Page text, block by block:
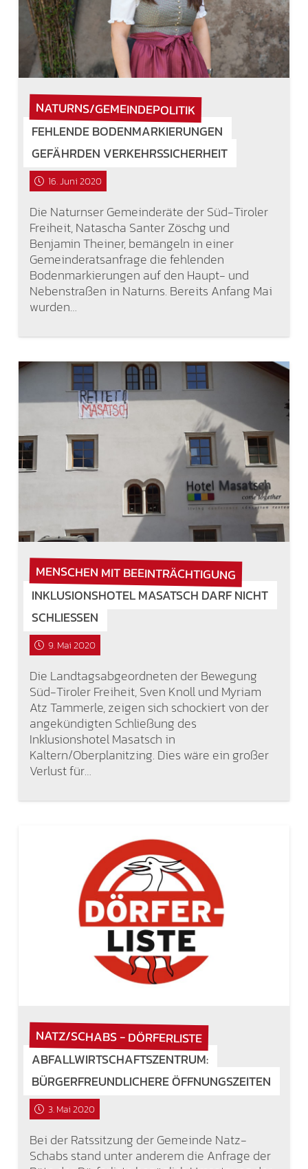
NATURNS/GEMEINDEPOLITIK
FEHLENDE BODENMARKIERUNGEN
GEFÄHRDEN VERKEHRSSICHERHEIT
16. Juni 2020
Die Naturnser Gemeinderäte der Süd-Tiroler
Freiheit, Natascha Santer Zöschg und
Benjamin Theiner, bemängeln in einer
Gemeinderatsanfrage die fehlenden
Bodenmarkierungen auf den Haupt- und
Nebenstraßen in Naturns. Bereits Anfang Mai
wurden…
MENSCHEN MIT BEEINTRÄCHTIGUNG
INKLUSIONSHOTEL MASATSCH DARF NICHT
SCHLIESSEN
9. Mai 2020
Die Landtagsabgeordneten der Bewegung
Süd-Tiroler Freiheit, Sven Knoll und Myriam
Atz Tammerle, zeigen sich schockiert von der
angekündigten Schließung des
Inklusionshotel Masatsch in
Kaltern/Oberplanitzing. Dies wäre ein großer
Verlust für…
NATZ/SCHABS - DÖRFERLISTE
ABFALLWIRTSCHAFTSZENTRUM:
BÜRGERFREUNDLICHERE ÖFFNUNGSZEITEN
3. Mai 2020
Bei der Ratssitzung der Gemeinde Natz-
Schabs stand unter anderem die Anfrage der